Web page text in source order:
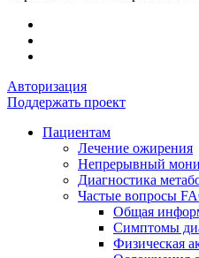
Авторизация
Поддержать проект
Пациентам
Лечение ожирения
Непрерывный
Диагностика
Частые вопросы
Общая
Симптомы
Физическая